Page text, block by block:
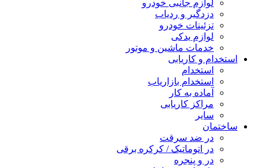
لوازم جانبی خودرو
دزدگیر و ردیاب
تزئینات خودرو
لوازم یدکی
خدمات ماشین و موتور
استخدام و کاریابی
استخدام
استخدام بازاریاب
آماده به کار
مراکز کاریابی
سایر
ساختمان
در ضد سرقت
در اتوماتیک / کرکره برقی
در و پنجره